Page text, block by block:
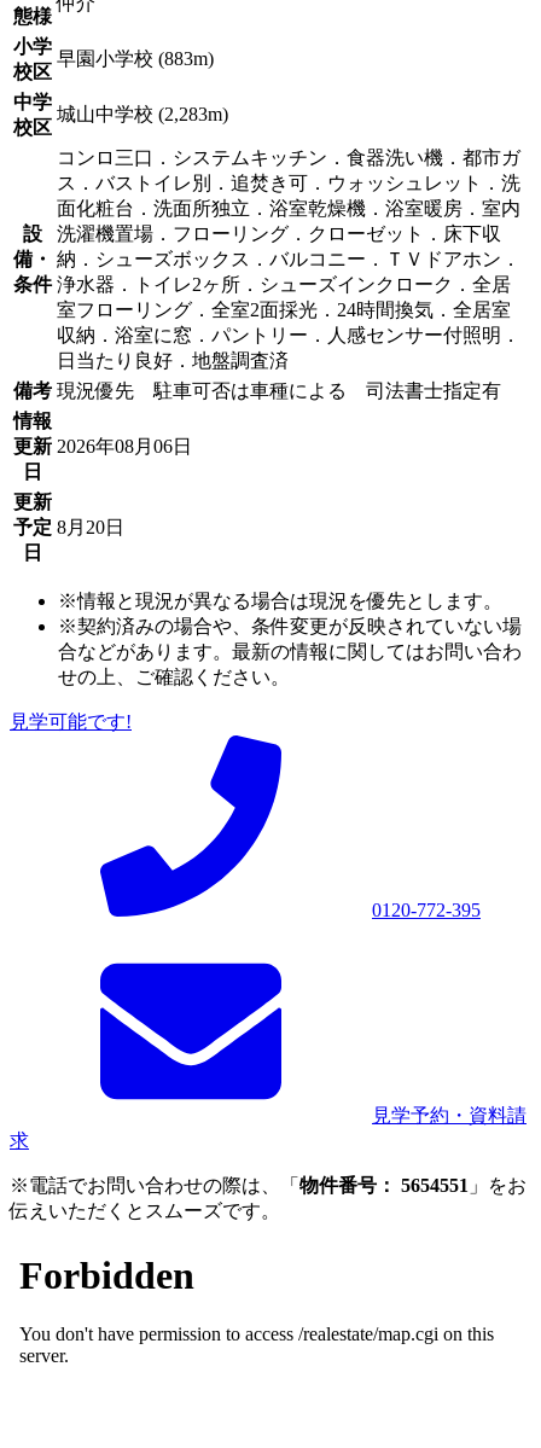
態様
小学
校区
早園小学校 (883m)
中学
校区
城山中学校 (2,283m)
設
備・
条件
コンロ三口．システムキッチン．食器洗い機．都市ガ
ス．バストイレ別．追焚き可．ウォッシュレット．洗
面化粧台．洗面所独立．浴室乾燥機．浴室暖房．室内
洗濯機置場．フローリング．クローゼット．床下収
納．シューズボックス．バルコニー．ＴＶドアホン．
浄水器．トイレ2ヶ所．シューズインクローク．全居
室フローリング．全室2面採光．24時間換気．全居室
収納．浴室に窓．パントリー．人感センサー付照明．
日当たり良好．地盤調査済
備考 現況優先 駐車可否は車種による 司法書士指定有
情報
更新
日
2026年08月06日
更新
予定
日
8月20日
※情報と現況が異なる場合は現況を優先とします。
※契約済みの場合や、条件変更が反映されていない場
合などがあります。最新の情報に関してはお問い合わ
せの上、ご確認ください。
見学可能です!
0120-772-395
見学予約・資料請
求
※電話でお問い合わせの際は、「 物件番号： 5654551 」をお
伝えいただくとスムーズです。